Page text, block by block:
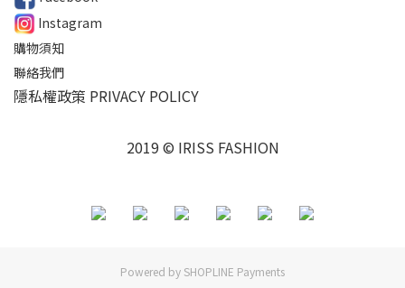
Instagram
購物須知
聯絡我們
隱私權政策 PRIVACY POLICY
2019 © IRISS FASHION
Powered by SHOPLINE Payments